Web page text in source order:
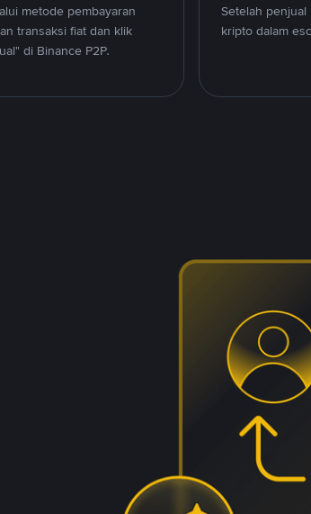
metode pembayaran
transaksi fiat dan klik
di Binance P2P.
Setelah
kripto dalam